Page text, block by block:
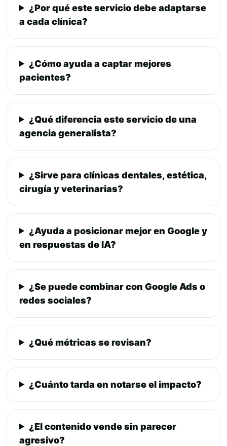
¿Por qué este servicio debe adaptarse
a cada clínica?
¿Cómo ayuda a captar mejores
pacientes?
¿Qué diferencia este servicio de una
agencia generalista?
¿Sirve para clínicas dentales, estética,
cirugía y veterinarias?
¿Ayuda a posicionar mejor en Google y
en respuestas de IA?
¿Se puede combinar con Google Ads o
redes sociales?
¿Qué métricas se revisan?
¿Cuánto tarda en notarse el impacto?
¿El contenido vende sin parecer
agresivo?